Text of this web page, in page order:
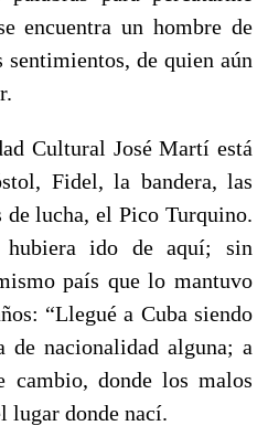
encuentra un hombre de
de quien aún
Cultural José Martí está
Fidel, la bandera, las
de lucha, el Pico Turquino.
hubiera ido de aquí; sin
país que lo mantuvo
“Llegué a Cuba siendo
de nacionalidad alguna; a
cambio, donde los malos
lugar donde nací.